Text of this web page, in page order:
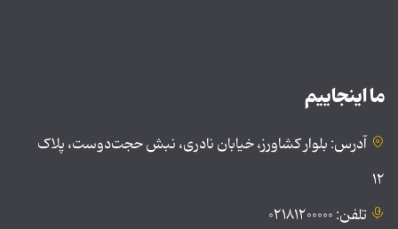
ما اینجاییم
آدرس: بلوار کشاورز، خیابان نادری، نبش حجت‌دوست، پلاک
۱۲
تلفن: ۰۲۱۸۱۲۰۰۰۰۰